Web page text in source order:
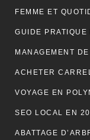
ACHETER
SEO LOCAL EN